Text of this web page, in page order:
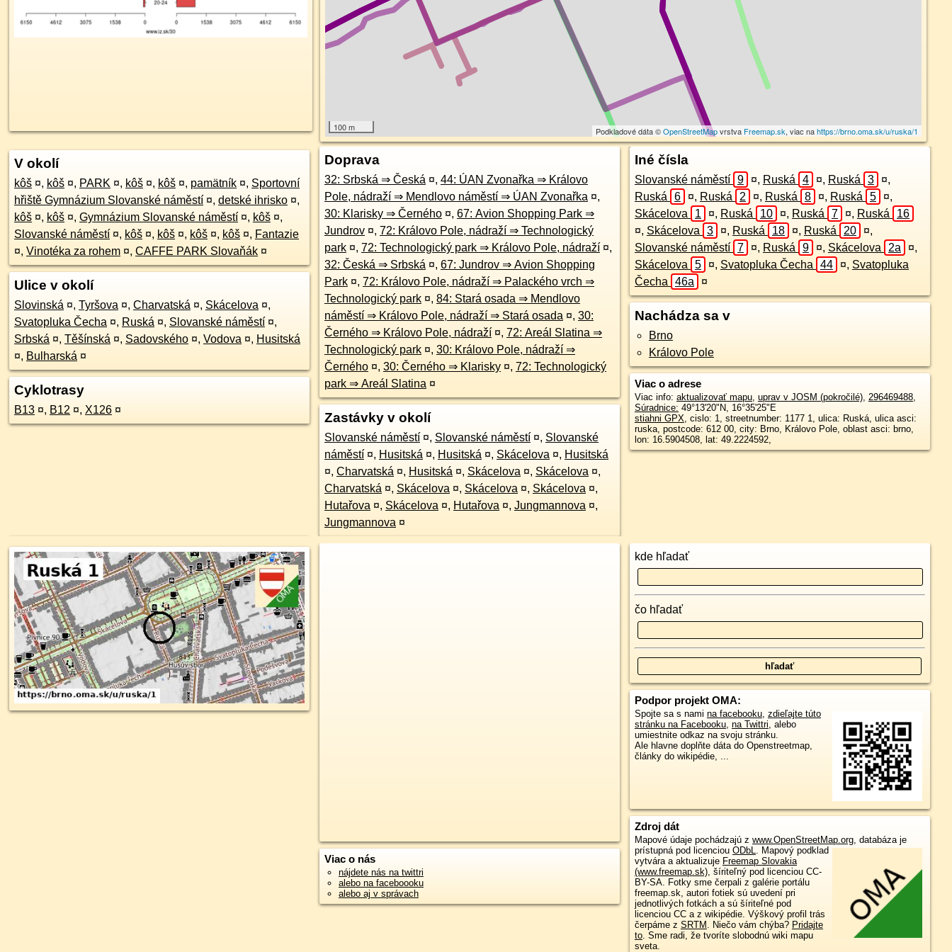
100 m Podkladové dáta ©OpenStreetMapvrstva Freemap.sk, viac nahttps://brno.oma.sk/u/ruska/1
V okolí
kôš ¤, kôš ¤, PARK ¤, kôš ¤, kôš ¤, pamätník ¤, Sportovní
hřiště Gymnázium Slovanské náměstí ¤, detské ihrisko ¤,
kôš ¤, kôš ¤, Gymnázium Slovanské náměstí ¤, kôš ¤,
Slovanské náměstí ¤, kôš ¤, kôš ¤, kôš ¤, kôš ¤, Fantazie
¤, Vinotéka za rohem ¤, CAFFE PARK Slovaňák ¤
Ulice v okolí
Slovinská ¤, Tyršova ¤, Charvatská ¤, Skácelova ¤,
Svatopluka Čecha ¤, Ruská ¤, Slovanské náměstí ¤,
Srbská ¤, Těšínská ¤, Sadovského ¤, Vodova ¤, Husitská
¤, Bulharská ¤
Cyklotrasy
B13 ¤, B12 ¤, X126 ¤
Doprava
32: Srbská ⇒ Česká ¤, 44: ÚAN Zvonařka ⇒ Královo
Pole, nádraží ⇒ Mendlovo náměstí ⇒ ÚAN Zvonařka ¤,
30: Klarisky ⇒ Černého ¤, 67: Avion Shopping Park ⇒
Jundrov ¤, 72: Královo Pole, nádraží ⇒ Technologický
park ¤, 72: Technologický park ⇒ Královo Pole, nádraží ¤,
32: Česká ⇒ Srbská ¤, 67: Jundrov ⇒ Avion Shopping
Park ¤, 72: Královo Pole, nádraží ⇒ Palackého vrch ⇒
Technologický park ¤, 84: Stará osada ⇒ Mendlovo
náměstí ⇒ Královo Pole, nádraží ⇒ Stará osada ¤, 30:
Černého ⇒ Královo Pole, nádraží ¤, 72: Areál Slatina ⇒
Technologický park ¤, 30: Královo Pole, nádraží ⇒
Černého ¤, 30: Černého ⇒ Klarisky ¤, 72: Technologický
park ⇒ Areál Slatina ¤
Zastávky v okolí
Slovanské náměstí ¤, Slovanské náměstí ¤, Slovanské
náměstí ¤, Husitská ¤, Husitská ¤, Skácelova ¤, Husitská
¤, Charvatská ¤, Husitská ¤, Skácelova ¤, Skácelova ¤,
Charvatská ¤, Skácelova ¤, Skácelova ¤, Skácelova ¤,
Hutařova ¤, Skácelova ¤, Hutařova ¤, Jungmannova ¤,
Jungmannova ¤
Iné čísla
Slovanské náměstí 9 ¤, Ruská 4 ¤, Ruská 3 ¤,
Ruská
6 ¤, Ruská 2 ¤, Ruská 8 ¤, Ruská 5 ¤,
Skácelova
1 ¤, Ruská 10 ¤, Ruská 7 ¤, Ruská
16
¤, Skácelova 3 ¤, Ruská 18 ¤, Ruská 20 ¤,
Slovanské náměstí 7 ¤, Ruská 9 ¤, Skácelova 2a ¤,
Skácelova
5 ¤, Svatopluka Čecha 44 ¤, Svatopluka
Čecha
46a ¤
Nachádza sa v
Brno
Královo Pole
Viac o adrese
Viac info: aktualizovať mapu, uprav v JOSM (pokročilé), 296469488,
Súradnice: 49°13'20"N, 16°35'25"E
stiahni GPX, cislo: 1, streetnumber: 1177 1, ulica: Ruská, ulica asci:
ruska, postcode: 612 00, city: Brno, Královo Pole, oblast asci: brno,
lon: 16.5904508, lat: 49.2224592,
Viac o nás
nájdete nás na twittri
alebo na faceboooku
alebo aj v správach
kde hľadať
čo hľadať
Podpor projekt OMA:
Spojte sa s nami na facebooku, zdieľajte túto
stránku na Facebooku, na Twittri, alebo
umiestnite odkaz na svoju stránku.
Ale hlavne doplňte dáta do Openstreetmap,
články do wikipédie, ...
Zdroj dát
Mapové údaje pochádzajú z www.OpenStreetMap.org, databáza je
prístupná pod licenciou ODbL. Mapový podklad
vytvára a aktualizuje Freemap Slovakia
(www.freemap.sk), šíriteľný pod licenciou CC-
BY-SA. Fotky sme čerpali z galérie portálu
freemap.sk, autori fotiek sú uvedení pri
jednotlivých fotkách a sú šíriteľné pod
licenciou CC a z wikipédie. Výškový profil trás
čerpáme z SRTM . Niečo vám chýba? Pridajte
to. Sme radi, že tvoríte slobodnú wiki mapu
sveta.